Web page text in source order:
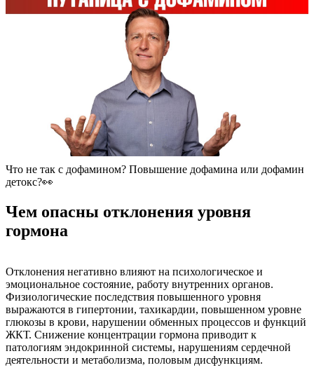
Что не так с дофамином? Повышение дофамина или дофамин
детокс?👀
Чем опасны отклонения уровня
гормона
Отклонения негативно влияют на психологическое и
эмоциональное состояние, работу внутренних органов.
Физиологические последствия повышенного уровня
выражаются в гипертонии, тахикардии, повышенном уровне
глюкозы в крови, нарушении обменных процессов и функций
ЖКТ. Снижение концентрации гормона приводит к
патологиям эндокринной системы, нарушениям сердечной
деятельности и метаболизма, половым дисфункциям.